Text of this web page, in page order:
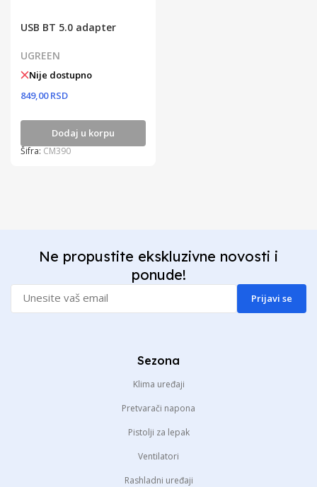
USB BT 5.0 adapter
UGREEN
Nije dostupno
849,00 RSD
Dodaj u korpu
Šifra: CM390
Ne propustite ekskluzivne novosti i
ponude!
Prijavi se
Sezona
Klima uređaji
Pretvarači napona
Pistolji za lepak
Ventilatori
Rashladni uređaji